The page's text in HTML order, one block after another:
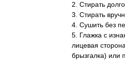
2. Стирать
3. Стирать
4. Сушить без
5. Глажка с
лицевая
брызгалка) или